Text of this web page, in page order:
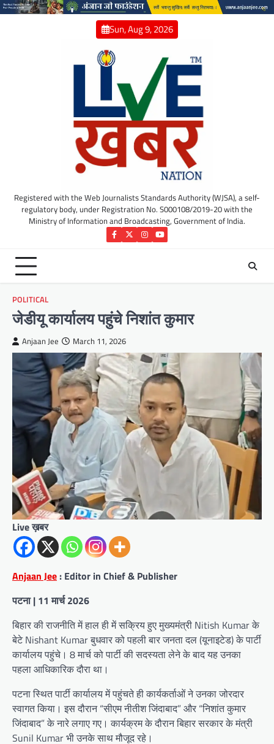
Skip
Sun, Aug 9, 2026
Registered with the Web Journalists Standards Authority (WJSA), a self-
regulatory body, under Registration No. S000108/2019-20 with the
Ministry of Information and Broadcasting, Government of India.
Facebook
TwitterInstagram
YouTube
POLITICAL
जेडीयू कार्यालय पहुंचे निशांत कुमार
Anjaan Jee March 11, 2026
Live ख़बर
Anjaan Jee : Editor in Chief & Publisher
पटना | 11 मार्च 2026
बिहार की राजनीति में हाल ही में सक्रिय हुए मुख्यमंत्री Nitish Kumar के
बेटे Nishant Kumar बुधवार को पहली बार जनता दल (यूनाइटेड) के पार्टी
कार्यालय पहुंचे। 8 मार्च को पार्टी की सदस्यता लेने के बाद यह उनका
पहला आधिकारिक दौरा था।
पटना स्थित पार्टी कार्यालय में पहुंचते ही कार्यकर्ताओं ने उनका जोरदार
स्वागत किया। इस दौरान “सीएम नीतीश जिंदाबाद” और “निशांत कुमार
जिंदाबाद” के नारे लगाए गए। कार्यक्रम के दौरान बिहार सरकार के मंत्री
Sunil Kumar भी उनके साथ मौजूद रहे।